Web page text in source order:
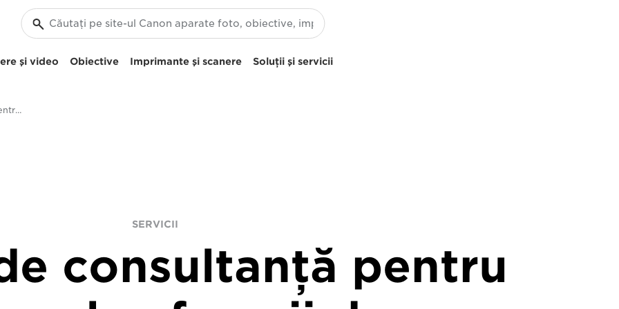
şi video Obiective Imprimante şi scanere Soluţii şi servicii
Servicii de consultanţă pentru procesele afacerii dvs
SERVICII
consultanţă pentru